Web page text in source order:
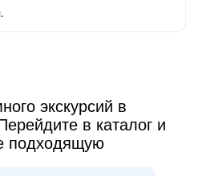
экскурсий в
в каталог и
подходящую